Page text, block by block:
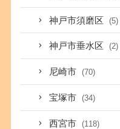
神戸市須磨区 (5)
神戸市垂水区 (2)
尼崎市 (70)
宝塚市 (34)
西宮市 (118)